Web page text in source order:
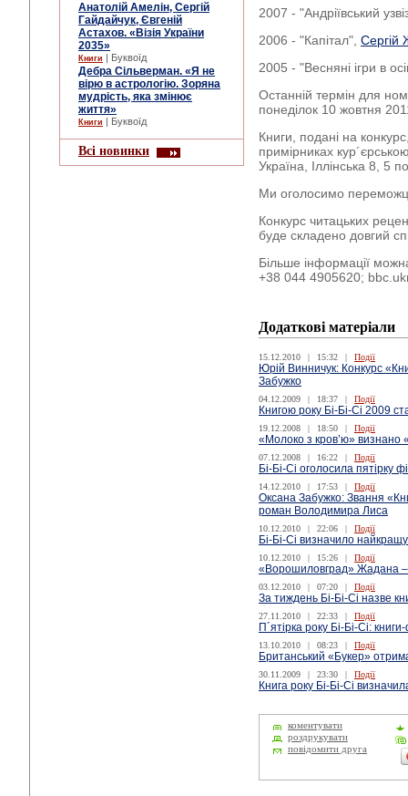
Анатолій Амелін, Сергій
Гайдайчук, Євгеній
Астахов. «Візія України
2035»
Книги | Буквоїд
Дебра Сільверман. «Я не
вірю в астрологію. Зоряна
мудрість, яка змінює
життя»
Книги | Буквоїд
Всі новинки
2007 - "Андріївський
2006 - "Капітал", Сергій
2005 - "Весняні ігри в
Останній термін для
понеділок 10 жовтня
Книги, подані на
примірниках
Україна, Іллінська 8, 5
Ми оголосимо
Конкурс читацьких
буде складено довгий
Більше інформації
+38 044 4905620;
Додаткові матеріали
15.12.2010 | 15:32 | Події
Юрій Винничук: Конкурс
Забужко
04.12.2009 | 18:37 | Події
Книгою року Бі-Бі-Сі 2009
19.12.2008 | 18:50 | Події
«Молоко з кров’ю» визнано
07.12.2008 | 16:22 | Події
Бі-Бі-Сі оголосила пятірку
14.12.2010 | 17:53 | Події
Оксана Забужко: Звання
роман Володимира Лиса
10.12.2010 | 22:06 | Події
Бі-Бі-Сі визначило
10.12.2010 | 15:26 | Події
«Ворошиловград» Жадана –
03.12.2010 | 07:20 | Події
За тиждень Бі-Бі-Сі назве
27.11.2010 | 22:33 | Події
П´ятірка року Бі-Бі-Сі:
13.10.2010 | 08:23 | Події
Британський «Букер»
30.11.2009 | 23:30 | Події
Книга року Бі-Бі-Сі
коментувати
роздрукувати
повідомити друга